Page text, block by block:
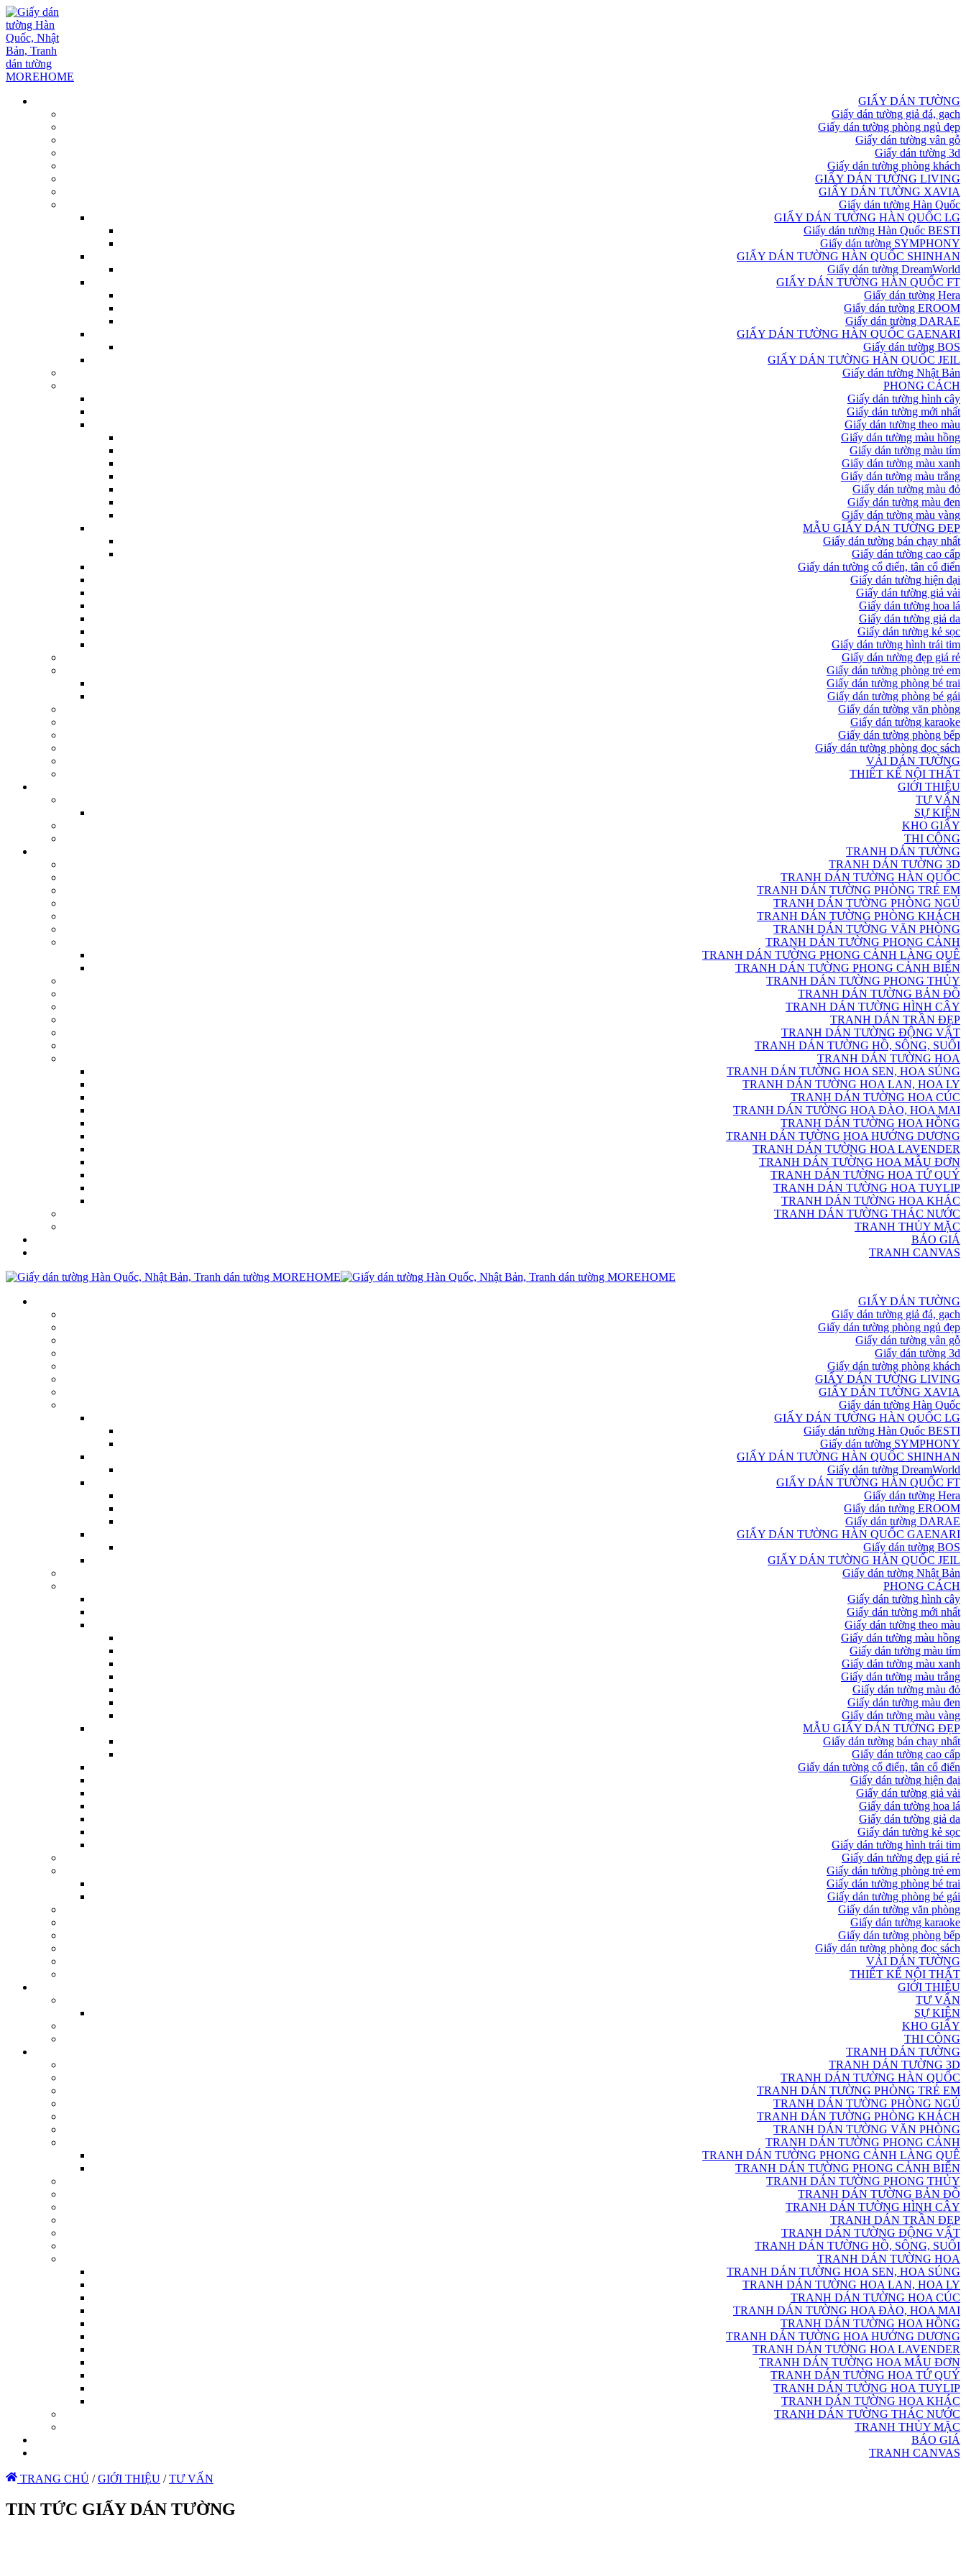
GIẤY DÁN TƯỜNG
Giấy dán tường giả đá, gạch
Giấy dán tường phòng ngủ đẹp
Giấy dán tường vân gỗ
Giấy dán tường 3d
Giấy dán tường phòng khách
GIẤY DÁN TƯỜNG LIVING
GIẤY DÁN TƯỜNG XAVIA
Giấy dán tường Hàn Quốc
GIẤY DÁN TƯỜNG HÀN QUỐC LG
Giấy dán tường Hàn Quốc BESTI
Giấy dán tường SYMPHONY
GIẤY DÁN TƯỜNG HÀN QUỐC SHINHAN
Giấy dán tường DreamWorld
GIẤY DÁN TƯỜNG HÀN QUỐC FT
Giấy dán tường Hera
Giấy dán tường EROOM
Giấy dán tường DARAE
GIẤY DÁN TƯỜNG HÀN QUỐC GAENARI
Giấy dán tường BOS
GIẤY DÁN TƯỜNG HÀN QUỐC JEIL
Giấy dán tường Nhật Bản
PHONG CÁCH
Giấy dán tường hình cây
Giấy dán tường mới nhất
Giấy dán tường theo màu
Giấy dán tường màu hồng
Giấy dán tường màu tím
Giấy dán tường màu xanh
Giấy dán tường màu trắng
Giấy dán tường màu đỏ
Giấy dán tường màu đen
Giấy dán tường màu vàng
MẪU GIẤY DÁN TƯỜNG ĐẸP
Giấy dán tường bán chạy nhất
Giấy dán tường cao cấp
Giấy dán tường cổ điển, tân cổ điển
Giấy dán tường hiện đại
Giấy dán tường giả vải
Giấy dán tường hoa lá
Giấy dán tường giả da
Giấy dán tường kẻ sọc
Giấy dán tường hình trái tim
Giấy dán tường đẹp giá rẻ
Giấy dán tường phòng trẻ em
Giấy dán tường phòng bé trai
Giấy dán tường phòng bé gái
Giấy dán tường văn phòng
Giấy dán tường karaoke
Giấy dán tường phòng bếp
Giấy dán tường phòng đọc sách
VẢI DÁN TƯỜNG
THIẾT KẾ NỘI THẤT
GIỚI THIỆU
TƯ VẤN
SỰ KIỆN
KHO GIẤY
THI CÔNG
TRANH DÁN TƯỜNG
TRANH DÁN TƯỜNG 3D
TRANH DÁN TƯỜNG HÀN QUỐC
TRANH DÁN TƯỜNG PHÒNG TRẺ EM
TRANH DÁN TƯỜNG PHÒNG NGỦ
TRANH DÁN TƯỜNG PHÒNG KHÁCH
TRANH DÁN TƯỜNG VĂN PHÒNG
TRANH DÁN TƯỜNG PHONG CẢNH
TRANH DÁN TƯỜNG PHONG CẢNH LÀNG QUÊ
TRANH DÁN TƯỜNG PHONG CẢNH BIỂN
TRANH DÁN TƯỜNG PHONG THỦY
TRANH DÁN TƯỜNG BẢN ĐỒ
TRANH DÁN TƯỜNG HÌNH CÂY
TRANH DÁN TRẦN ĐẸP
TRANH DÁN TƯỜNG ĐỘNG VẬT
TRANH DÁN TƯỜNG HỒ, SÔNG, SUỐI
TRANH DÁN TƯỜNG HOA
TRANH DÁN TƯỜNG HOA SEN, HOA SÚNG
TRANH DÁN TƯỜNG HOA LAN, HOA LY
TRANH DÁN TƯỜNG HOA CÚC
TRANH DÁN TƯỜNG HOA ĐÀO, HOA MAI
TRANH DÁN TƯỜNG HOA HỒNG
TRANH DÁN TƯỜNG HOA HƯỚNG DƯƠNG
TRANH DÁN TƯỜNG HOA LAVENDER
TRANH DÁN TƯỜNG HOA MẪU ĐƠN
TRANH DÁN TƯỜNG HOA TỨ QUÝ
TRANH DÁN TƯỜNG HOA TUYLIP
TRANH DÁN TƯỜNG HOA KHÁC
TRANH DÁN TƯỜNG THÁC NƯỚC
TRANH THỦY MẶC
BÁO GIÁ
TRANH CANVAS
GIẤY DÁN TƯỜNG
Giấy dán tường giả đá, gạch
Giấy dán tường phòng ngủ đẹp
Giấy dán tường vân gỗ
Giấy dán tường 3d
Giấy dán tường phòng khách
GIẤY DÁN TƯỜNG LIVING
GIẤY DÁN TƯỜNG XAVIA
Giấy dán tường Hàn Quốc
GIẤY DÁN TƯỜNG HÀN QUỐC LG
Giấy dán tường Hàn Quốc BESTI
Giấy dán tường SYMPHONY
GIẤY DÁN TƯỜNG HÀN QUỐC SHINHAN
Giấy dán tường DreamWorld
GIẤY DÁN TƯỜNG HÀN QUỐC FT
Giấy dán tường Hera
Giấy dán tường EROOM
Giấy dán tường DARAE
GIẤY DÁN TƯỜNG HÀN QUỐC GAENARI
Giấy dán tường BOS
GIẤY DÁN TƯỜNG HÀN QUỐC JEIL
Giấy dán tường Nhật Bản
PHONG CÁCH
Giấy dán tường hình cây
Giấy dán tường mới nhất
Giấy dán tường theo màu
Giấy dán tường màu hồng
Giấy dán tường màu tím
Giấy dán tường màu xanh
Giấy dán tường màu trắng
Giấy dán tường màu đỏ
Giấy dán tường màu đen
Giấy dán tường màu vàng
MẪU GIẤY DÁN TƯỜNG ĐẸP
Giấy dán tường bán chạy nhất
Giấy dán tường cao cấp
Giấy dán tường cổ điển, tân cổ điển
Giấy dán tường hiện đại
Giấy dán tường giả vải
Giấy dán tường hoa lá
Giấy dán tường giả da
Giấy dán tường kẻ sọc
Giấy dán tường hình trái tim
Giấy dán tường đẹp giá rẻ
Giấy dán tường phòng trẻ em
Giấy dán tường phòng bé trai
Giấy dán tường phòng bé gái
Giấy dán tường văn phòng
Giấy dán tường karaoke
Giấy dán tường phòng bếp
Giấy dán tường phòng đọc sách
VẢI DÁN TƯỜNG
THIẾT KẾ NỘI THẤT
GIỚI THIỆU
TƯ VẤN
SỰ KIỆN
KHO GIẤY
THI CÔNG
TRANH DÁN TƯỜNG
TRANH DÁN TƯỜNG 3D
TRANH DÁN TƯỜNG HÀN QUỐC
TRANH DÁN TƯỜNG PHÒNG TRẺ EM
TRANH DÁN TƯỜNG PHÒNG NGỦ
TRANH DÁN TƯỜNG PHÒNG KHÁCH
TRANH DÁN TƯỜNG VĂN PHÒNG
TRANH DÁN TƯỜNG PHONG CẢNH
TRANH DÁN TƯỜNG PHONG CẢNH LÀNG QUÊ
TRANH DÁN TƯỜNG PHONG CẢNH BIỂN
TRANH DÁN TƯỜNG PHONG THỦY
TRANH DÁN TƯỜNG BẢN ĐỒ
TRANH DÁN TƯỜNG HÌNH CÂY
TRANH DÁN TRẦN ĐẸP
TRANH DÁN TƯỜNG ĐỘNG VẬT
TRANH DÁN TƯỜNG HỒ, SÔNG, SUỐI
TRANH DÁN TƯỜNG HOA
TRANH DÁN TƯỜNG HOA SEN, HOA SÚNG
TRANH DÁN TƯỜNG HOA LAN, HOA LY
TRANH DÁN TƯỜNG HOA CÚC
TRANH DÁN TƯỜNG HOA ĐÀO, HOA MAI
TRANH DÁN TƯỜNG HOA HỒNG
TRANH DÁN TƯỜNG HOA HƯỚNG DƯƠNG
TRANH DÁN TƯỜNG HOA LAVENDER
TRANH DÁN TƯỜNG HOA MẪU ĐƠN
TRANH DÁN TƯỜNG HOA TỨ QUÝ
TRANH DÁN TƯỜNG HOA TUYLIP
TRANH DÁN TƯỜNG HOA KHÁC
TRANH DÁN TƯỜNG THÁC NƯỚC
TRANH THỦY MẶC
BÁO GIÁ
TRANH CANVAS
TRANG CHỦ / GIỚI THIỆU / TƯ VẤN
TIN TỨC GIẤY DÁN TƯỜNG